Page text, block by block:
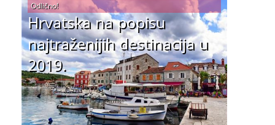
Hrvatska na popisu
najtraženijih destinacija u
2019.
Odlično!